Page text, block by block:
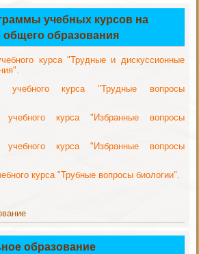
учебных курсов на
общего образования
курса "Трудные и дискуссионные
учебного курса "Трудные вопросы
учебного курса "Избранные вопросы
учебного курса "Избранные вопросы
курса "Трубные вопросы биологии".
образование